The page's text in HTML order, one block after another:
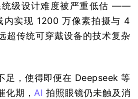
统级设计难度被严重低估 ——
实现 1200 万像素拍摄与 4
超传统可穿戴设备的技术复杂
足，使得即便在 Deepseek 等
化期，AI 拍照眼镜仍未触及消